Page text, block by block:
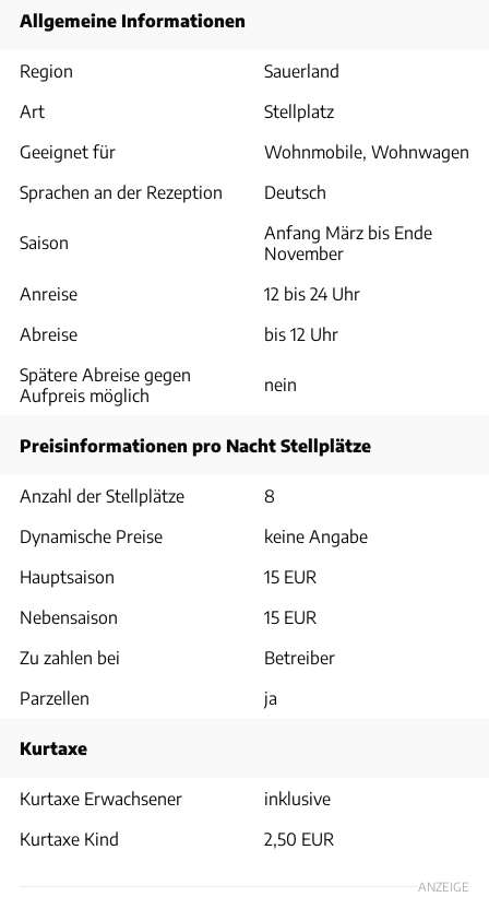
Allgemeine Informationen
Region
Sauerland
Art
Stellplatz
Geeignet für
Wohnmobile, Wohnwagen
Sprachen an der Rezeption
Deutsch
Saison
Anfang März bis Ende
November
Anreise
12 bis 24 Uhr
Abreise
bis 12 Uhr
Spätere Abreise gegen
Aufpreis möglich
nein
Preisinformationen pro Nacht Stellplätze
Anzahl der Stellplätze
8
Dynamische Preise
keine Angabe
Hauptsaison
15 EUR
Nebensaison
15 EUR
Zu zahlen bei
Betreiber
Parzellen
ja
Kurtaxe
Kurtaxe Erwachsener
inklusive
Kurtaxe Kind
2,50 EUR
ANZEIGE